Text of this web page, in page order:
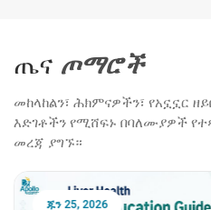
ጤና ጦማሮች
መከላከልን፣ ሕክምናዎችን፣ የአኗኗር
እድገቶችን የሚሸፍኑ በባለሙያዎች
መረጃ ያግኙ።
ጁን 25, 2026